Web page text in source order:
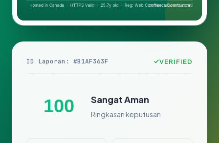
ID Laporan: #B1AF363F VERIFIED
100 Sangat Aman
Ringkasan keputusan